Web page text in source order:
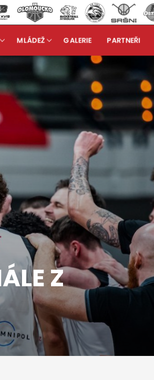
MLÁDEŽ GALERIE PARTNEŘI
Z